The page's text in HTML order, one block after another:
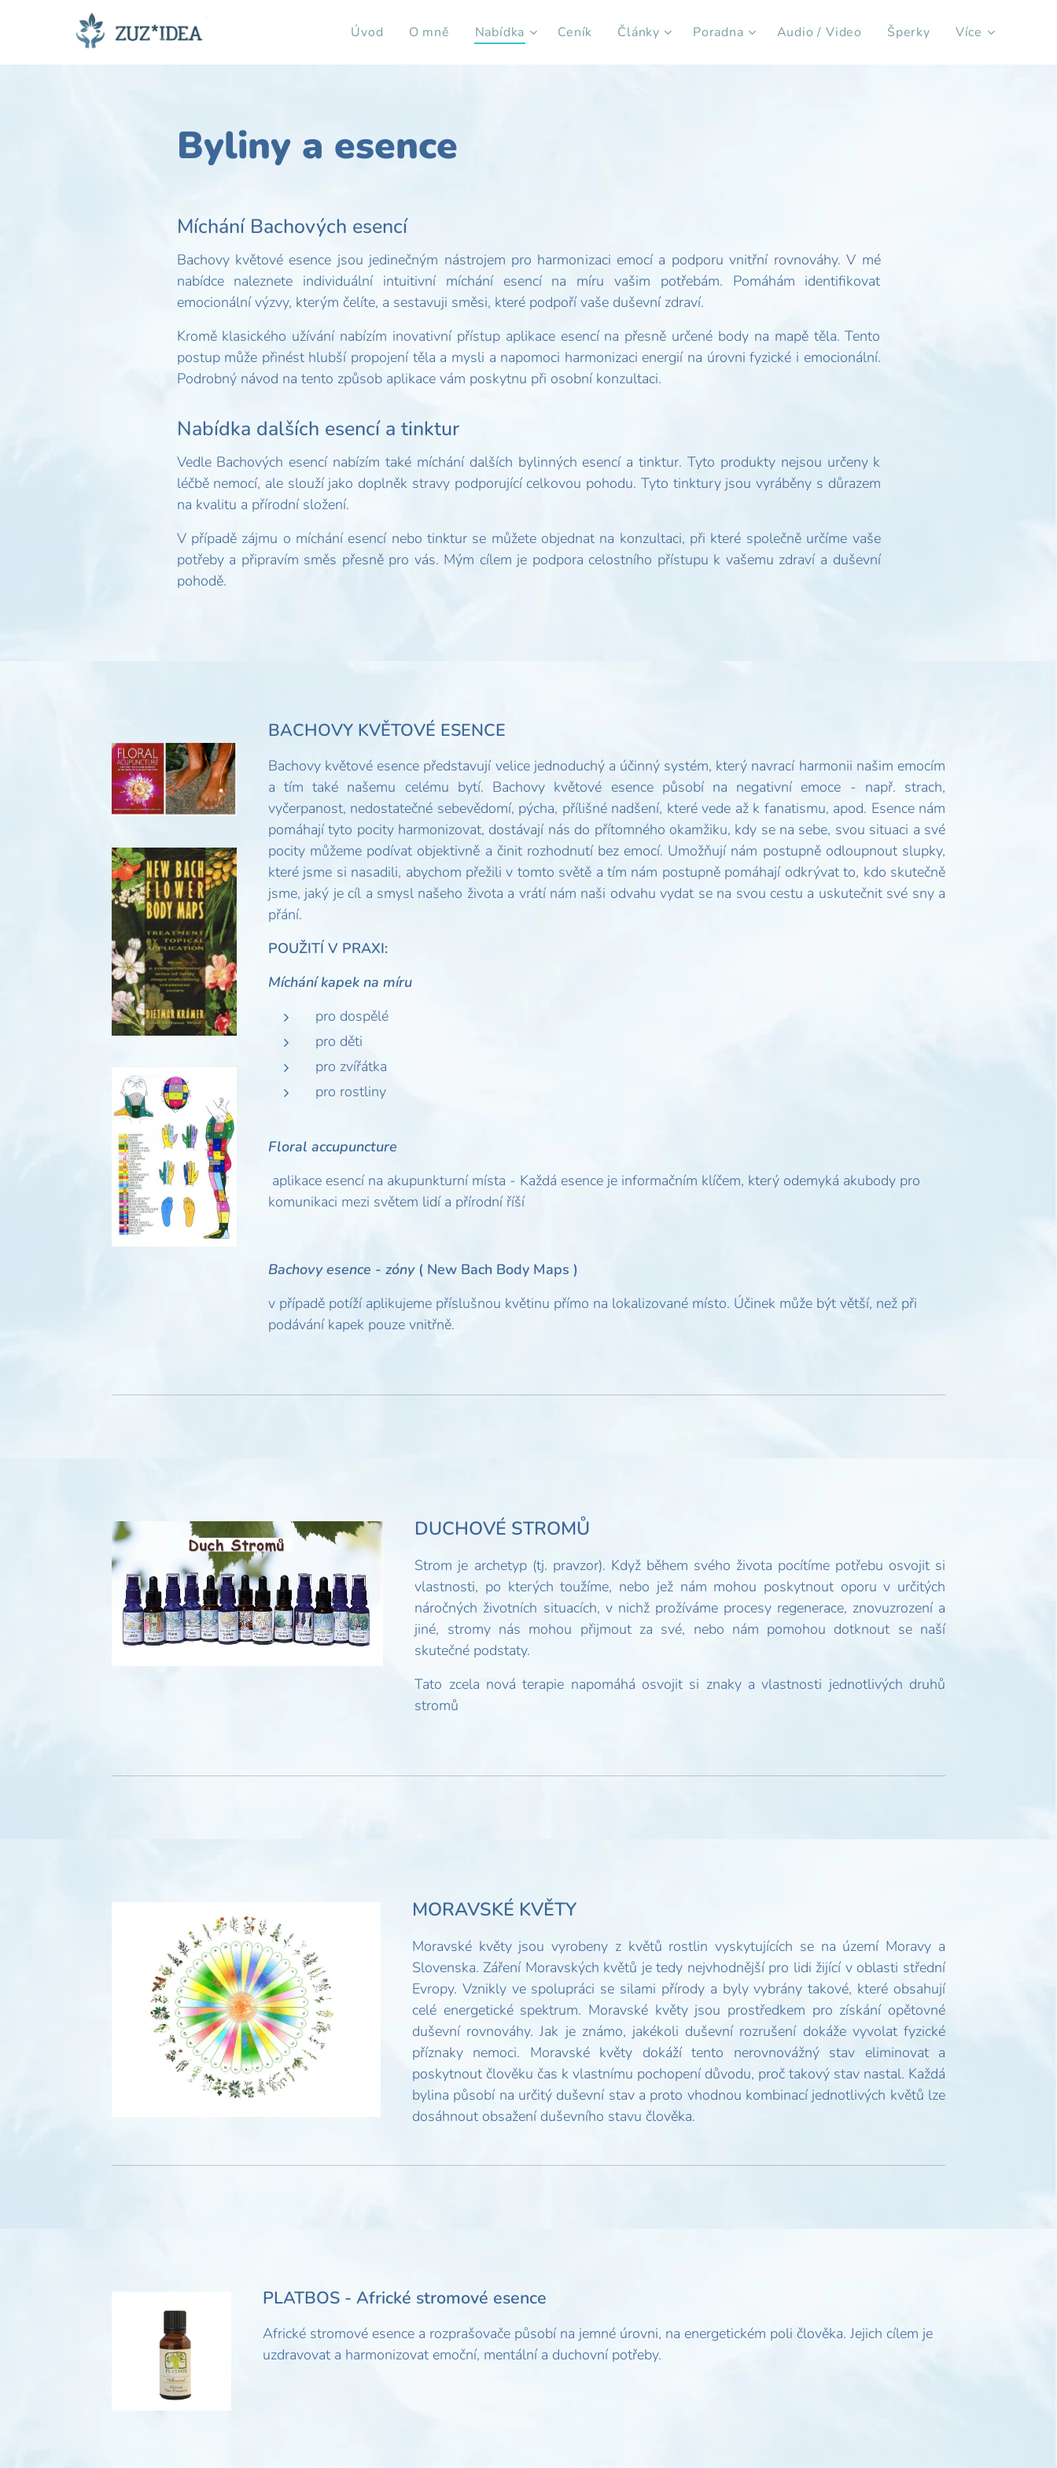
Úvod O mně Nabídka Ceník Články Poradna Audio / Video Šperky Více
Byliny a esence
Míchání Bachových esencí
Bachovy květové esence jsou jedinečným nástrojem pro harmonizaci emocí a podporu vnitřní rovnováhy. V mé
nabídce naleznete individuální intuitivní míchání esencí na míru vašim potřebám. Pomáhám identifikovat
emocionální výzvy, kterým čelíte, a sestavuji směsi, které podpoří vaše duševní zdraví.
Kromě klasického užívání nabízím inovativní přístup aplikace esencí na přesně určené body na mapě těla. Tento
postup může přinést hlubší propojení těla a mysli a napomoci harmonizaci energií na úrovni fyzické i emocionální.
Podrobný návod na tento způsob aplikace vám poskytnu při osobní konzultaci.
Nabídka dalších esencí a tinktur
Vedle Bachových esencí nabízím také míchání dalších bylinných esencí a tinktur. Tyto produkty nejsou určeny k
léčbě nemocí, ale slouží jako doplněk stravy podporující celkovou pohodu. Tyto tinktury jsou vyráběny s důrazem
na kvalitu a přírodní složení.
V případě zájmu o míchání esencí nebo tinktur se můžete objednat na konzultaci, při které společně určíme vaše
potřeby a připravím směs přesně pro vás. Mým cílem je podpora celostního přístupu k vašemu zdraví a duševní
pohodě.
BACHOVY KVĚTOVÉ ESENCE
Bachovy květové esence představují velice jednoduchý a účinný systém, který navrací harmonii našim emocím
a tím také našemu celému bytí. Bachovy květové esence působí na negativní emoce - např. strach,
vyčerpanost, nedostatečné sebevědomí, pýcha, přílišné nadšení, které vede až k fanatismu, apod. Esence nám
pomáhají tyto pocity harmonizovat, dostávají nás do přítomného okamžiku, kdy se na sebe, svou situaci a své
pocity můžeme podívat objektivně a činit rozhodnutí bez emocí. Umožňují nám postupně odloupnout slupky,
které jsme si nasadili, abychom přežili v tomto světě a tím nám postupně pomáhají odkrývat to, kdo skutečně
jsme, jaký je cíl a smysl našeho života a vrátí nám naši odvahu vydat se na svou cestu a uskutečnit své sny a
přání.
POUŽITÍ V PRAXI:
Míchání kapek na míru
pro dospělé
pro děti
pro zvířátka
pro rostliny
Floral accupuncture
aplikace esencí na akupunkturní místa - Každá esence je informačním klíčem, který odemyká akubody pro
komunikaci mezi světem lidí a přírodní říší
Bachovy esence - zóny( New Bach Body Maps )
v případě potíží aplikujeme příslušnou květinu přímo na lokalizované místo. Účinek může být větší, než při
podávání kapek pouze vnitřně.
DUCHOVÉ STROMŮ
Strom je archetyp (tj. pravzor). Když během svého života pocítíme potřebu osvojit si
vlastnosti, po kterých toužíme, nebo jež nám mohou poskytnout oporu v určitých
náročných životních situacích, v nichž prožíváme procesy regenerace, znovuzrození a
jiné, stromy nás mohou přijmout za své, nebo nám pomohou dotknout se naší
skutečné podstaty.
Tato zcela nová terapie napomáhá osvojit si znaky a vlastnosti jednotlivých druhů
stromů
MORAVSKÉ KVĚTY
Moravské květy jsou vyrobeny z květů rostlin vyskytujících se na území Moravy a
Slovenska. Záření Moravských květů je tedy nejvhodnější pro lidi žijící v oblasti střední
Evropy. Vznikly ve spolupráci se silami přírody a byly vybrány takové, které obsahují
celé energetické spektrum. Moravské květy jsou prostředkem pro získání opětovné
duševní rovnováhy. Jak je známo, jakékoli duševní rozrušení dokáže vyvolat fyzické
příznaky nemoci. Moravské květy dokáží tento nerovnovážný stav eliminovat a
poskytnout člověku čas k vlastnímu pochopení důvodu, proč takový stav nastal. Každá
bylina působí na určitý duševní stav a proto vhodnou kombinací jednotlivých květů lze
dosáhnout obsažení duševního stavu člověka.
PLATBOS - Africké stromové esence
Africké stromové esence a rozprašovače působí na jemné úrovni, na energetickém poli člověka. Jejich cílem je
uzdravovat a harmonizovat emoční, mentální a duchovní potřeby.